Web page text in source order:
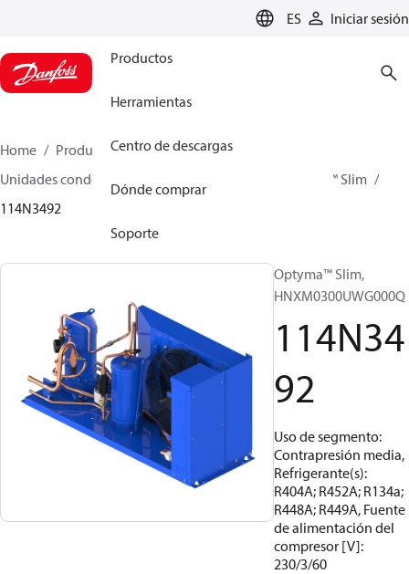
ES Iniciar sesión
Productos
Herramientas
Centro de descargas
Dónde comprar
Soporte
Home Productos
Climate Solutions for cooling
Unidades condensadoras
Optyma™ Slim
114N3492
Optyma™ Slim,
HNXM0300UWG000Q
114N34
92
Uso de segmento:
Contrapresión media,
Refrigerante(s):
R404A; R452A; R134a;
R448A; R449A, Fuente
de alimentación del
compresor [V]:
230/3/60